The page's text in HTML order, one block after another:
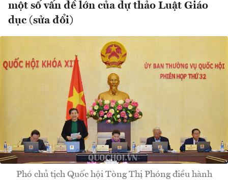
một số vấn đề lớn của dự thảo Luật Giáo
dục (sửa đổi)
Phó chủ tịch Quốc hội Tòng Thị Phóng điều hành